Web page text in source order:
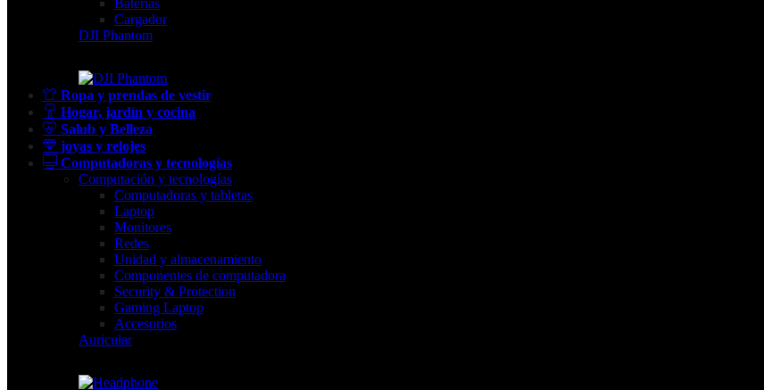
Cargador
DJI Phantom
Ropa y prendas de vestir
Hogar, jardín y cocina
Salub y Belleza
joyas y relojes
Computadoras y tecnologías
Computación y tecnologías
Computadoras y tabletas
Laptop
Monitores
Redes
Unidad y almacenamiento
Componentes de computadora
Security & Protection
Gaming Laptop
Accesorios
Auricular